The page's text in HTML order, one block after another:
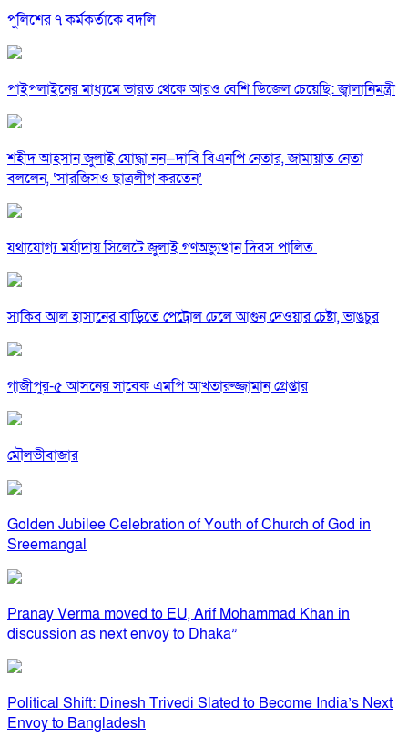
পুলিশের ৭ কর্মকর্তাকে বদলি
পাইপলাইনের মাধ্যমে ভারত থেকে আরও বেশি ডিজেল চেয়েছি: জ্বালানিমন্ত্রী
শহীদ আহসান জুলাই যোদ্ধা নন—দাবি বিএনপি নেতার, জামায়াত নেতা
বললেন, ‘সারজিসও ছাত্রলীগ করতেন’
যথাযোগ্য মর্যাদায় সিলেটে জুলাই গণঅভ্যুত্থান দিবস পালিত
সাকিব আল হাসানের বাড়িতে পেট্রোল ঢেলে আগুন দেওয়ার চেষ্টা, ভাঙচুর
গাজীপুর-৫ আসনের সাবেক এমপি আখতারুজ্জামান গ্রেপ্তার
মৌলভীবাজার
Golden Jubilee Celebration of Youth of Church of God in
Sreemangal
Pranay Verma moved to EU, Arif Mohammad Khan in
discussion as next envoy to Dhaka”
Political Shift: Dinesh Trivedi Slated to Become India’s Next
Envoy to Bangladesh